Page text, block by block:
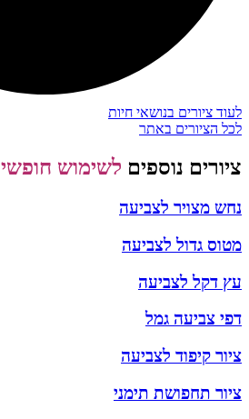
לעוד ציורים בנושאי חיות
לכל הציורים באתר
ציורים נוספים לשימוש חופשי
נחש מצויר לצביעה
מטוס גדול לצביעה
עץ דקל לצביעה
דפי צביעה גמל
ציור קיפוד לצביעה
ציור תחפושת תימני